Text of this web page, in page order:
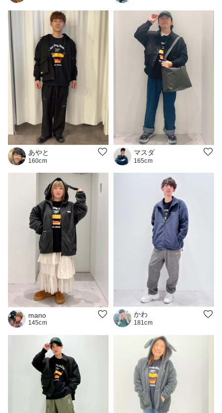
あやと
160cm
マスダ
165cm
mano
145cm
かわ
181cm